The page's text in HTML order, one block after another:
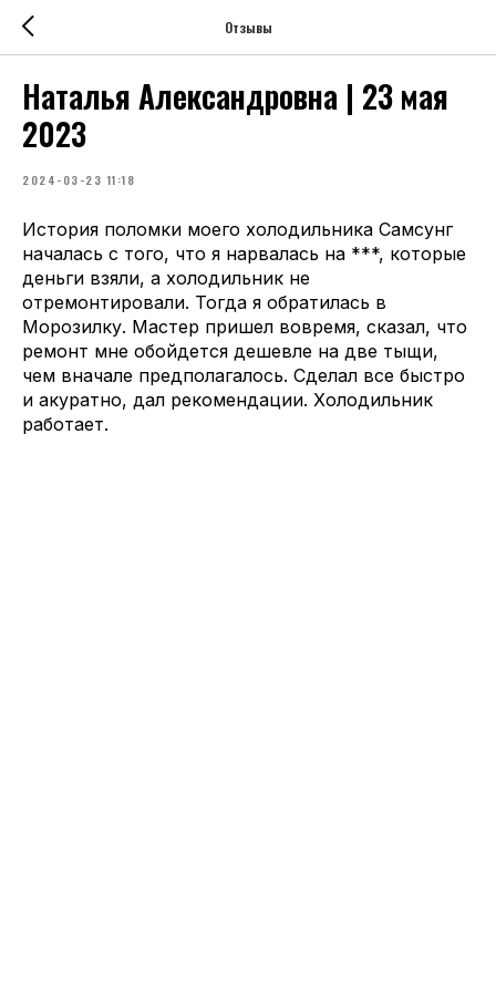
Отзывы
Наталья Александровна | 23 мая
2023
2024-03-23 11:18
История поломки моего холодильника Самсунг
началась с того, что я нарвалась на ***, которые
деньги взяли, а холодильник не
отремонтировали. Тогда я обратилась в
Морозилку. Мастер пришел вовремя, сказал, что
ремонт мне обойдется дешевле на две тыщи,
чем вначале предполагалось. Сделал все быстро
и акуратно, дал рекомендации. Холодильник
работает.